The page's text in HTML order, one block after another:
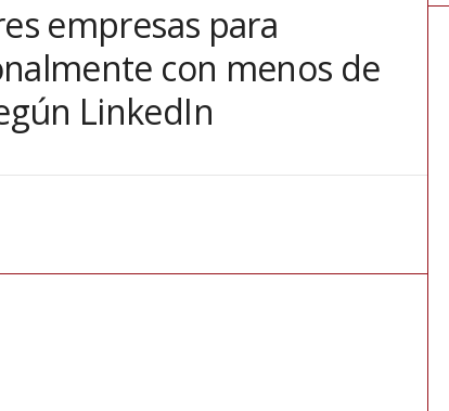
empresas para
con menos de
LinkedIn